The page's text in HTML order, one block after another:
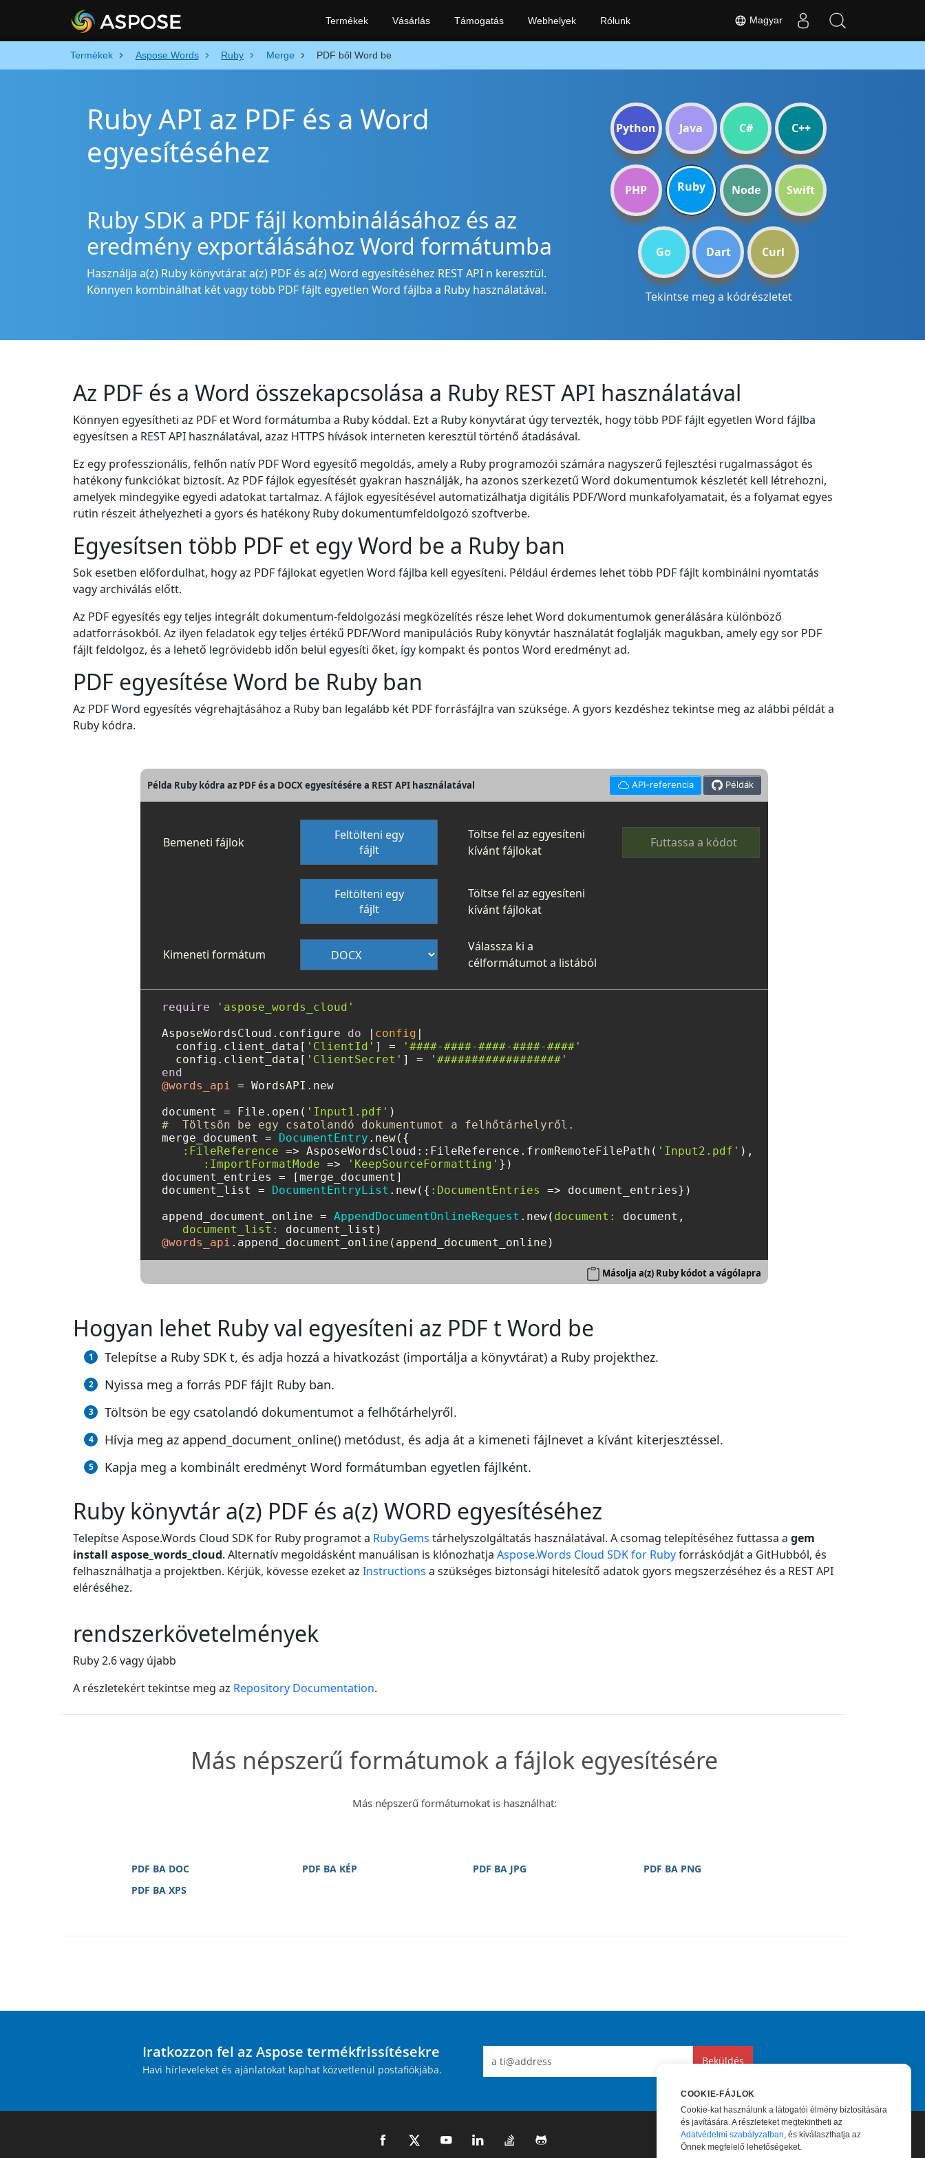
Termékek Aspose.Words Ruby Merge PDF ből Word be
Ruby API az PDF és a Word
egyesítéséhez
Ruby SDK a PDF fájl kombinálásához és az
eredmény exportálásához Word formátumba
Használja a(z) Ruby könyvtárat a(z) PDF és a(z) Word egyesítéséhez REST API n keresztül.
Könnyen kombinálhat két vagy több PDF fájlt egyetlen Word fájlba a Ruby használatával.
Python Java C# C++
PHP Ruby Node Swift
Go Dart Curl
Tekintse meg a kódrészletet
Az PDF és a Word összekapcsolása a Ruby REST API használatával
Könnyen egyesítheti az PDF et Word formátumba a Ruby kóddal. Ezt a Ruby könyvtárat úgy tervezték, hogy több PDF fájlt egyetlen Word fájlba
egyesítsen a REST API használatával, azaz HTTPS hívások interneten keresztül történő átadásával.
Ez egy professzionális, felhőn natív PDF Word egyesítő megoldás, amely a Ruby programozói számára nagyszerű fejlesztési rugalmasságot és
hatékony funkciókat biztosít. Az PDF fájlok egyesítését gyakran használják, ha azonos szerkezetű Word dokumentumok készletét kell létrehozni,
amelyek mindegyike egyedi adatokat tartalmaz. A fájlok egyesítésével automatizálhatja digitális PDF/Word munkafolyamatait, és a folyamat egyes
rutin részeit áthelyezheti a gyors és hatékony Ruby dokumentumfeldolgozó szoftverbe.
Egyesítsen több PDF et egy Word be a Ruby ban
Sok esetben előfordulhat, hogy az PDF fájlokat egyetlen Word fájlba kell egyesíteni. Például érdemes lehet több PDF fájlt kombinálni nyomtatás
vagy archiválás előtt.
Az PDF egyesítés egy teljes integrált dokumentum-feldolgozási megközelítés része lehet Word dokumentumok generálására különböző
adatforrásokból. Az ilyen feladatok egy teljes értékű PDF/Word manipulációs Ruby könyvtár használatát foglalják magukban, amely egy sor PDF
fájlt feldolgoz, és a lehető legrövidebb időn belül egyesíti őket, így kompakt és pontos Word eredményt ad.
PDF egyesítése Word be Ruby ban
Az PDF Word egyesítés végrehajtásához a Ruby ban legalább két PDF forrásfájlra van szüksége. A gyors kezdéshez tekintse meg az alábbi példát a
Ruby kódra.
Példa Ruby kódra az PDF és a DOCX egyesítésére a REST API használatával API-referencia Példák
Bemeneti fájlok
Feltölteni egy
fájlt
Töltse fel az egyesíteni
kívánt fájlokat
Futtassa a kódot
Feltölteni egy
fájlt
Töltse fel az egyesíteni
kívánt fájlokat
Kimeneti formátum
Válassza ki a
célformátumot a listából
require
'aspose_words_cloud'
AsposeWordsCloud.configure do config
  config.client_data[
'ClientId' ] =
'####-####-####-####-####'
  config.client_data[
'ClientSecret' ] =
'##################'
end
@words_api = WordsAPI.new
document = File.open( 'Input1.pdf'
#  Töltsön be egy csatolandó dokumentumot a felhőtárhelyről.
merge_document =
DocumentEntry .new({
:FileReference => AsposeWordsCloud::FileReference.fromRemoteFilePath( 'Input2.pdf' ),
:ImportFormatMode => 'KeepSourceFormatting' })
document_entries = [merge_document]
document_list =
DocumentEntryList .new({ :DocumentEntries
=> document_entries})
append_document_online = AppendDocumentOnlineRequest .new( document:
document,
document_list:
@words_api
Másolja a(z) Ruby kódot a vágólapra
Hogyan lehet Ruby val egyesíteni az PDF t Word be
Telepítse a Ruby SDK t, és adja hozzá a hivatkozást (importálja a könyvtárat) a Ruby projekthez.
Nyissa meg a forrás PDF fájlt Ruby ban.
Töltsön be egy csatolandó dokumentumot a felhőtárhelyről.
Hívja meg az append_document_online() metódust, és adja át a kimeneti fájlnevet a kívánt kiterjesztéssel.
Kapja meg a kombinált eredményt Word formátumban egyetlen fájlként.
Ruby könyvtár a(z) PDF és a(z) WORD egyesítéséhez
Telepítse Aspose.Words Cloud SDK for Ruby programot a RubyGems tárhelyszolgáltatás használatával. A csomag telepítéséhez futtassa a gem
install aspose_words_cloud. Alternatív megoldásként manuálisan is klónozhatja Aspose.Words Cloud SDK for Rubyforráskódját a GitHubból, és
felhasználhatja a projektben. Kérjük, kövesse ezeket az Instructions a szükséges biztonsági hitelesítő adatok gyors megszerzéséhez és a REST API
eléréséhez.
rendszerkövetelmények
Ruby 2.6 vagy újabb
A részletekért tekintse meg az Repository Documentation.
Más népszerű formátumok a fájlok egyesítésére
Más népszerű formátumokat is használhat:
PDF BA DOC PDF BA KÉP PDF BA JPG
PDF BA PNG
PDF BA XPS
Magyar
Termékek Vásárlás Támogatás Webhelyek Rólunk
Iratkozzon fel az Aspose termékfrissítésekre
Havi hírleveleket és ajánlatokat kaphat közvetlenül postafiókjába.
Beküldés
COOKIE-FÁJLOK
Cookie-kat használunk a látogatói élmény biztosítására
és javítására. A részleteket megtekintheti az
Adatvédelmi szabályzatban, és kiválaszthatja az
Önnek megfelelő lehetőségeket.